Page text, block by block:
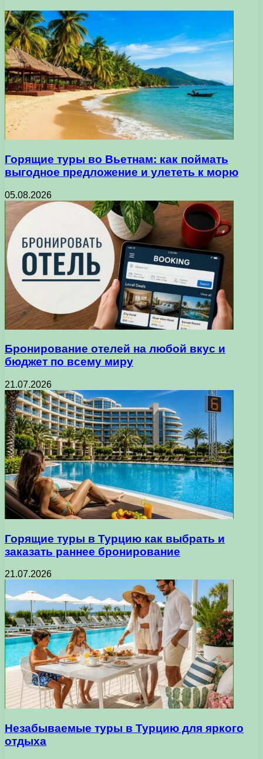
Горящие туры во Вьетнам: как поймать
выгодное предложение и улететь к морю
05.08.2026
Бронирование отелей на любой вкус и
бюджет по всему миру
21.07.2026
Горящие туры в Турцию как выбрать и
заказать раннее бронирование
21.07.2026
Незабываемые туры в Турцию для яркого
отдыха